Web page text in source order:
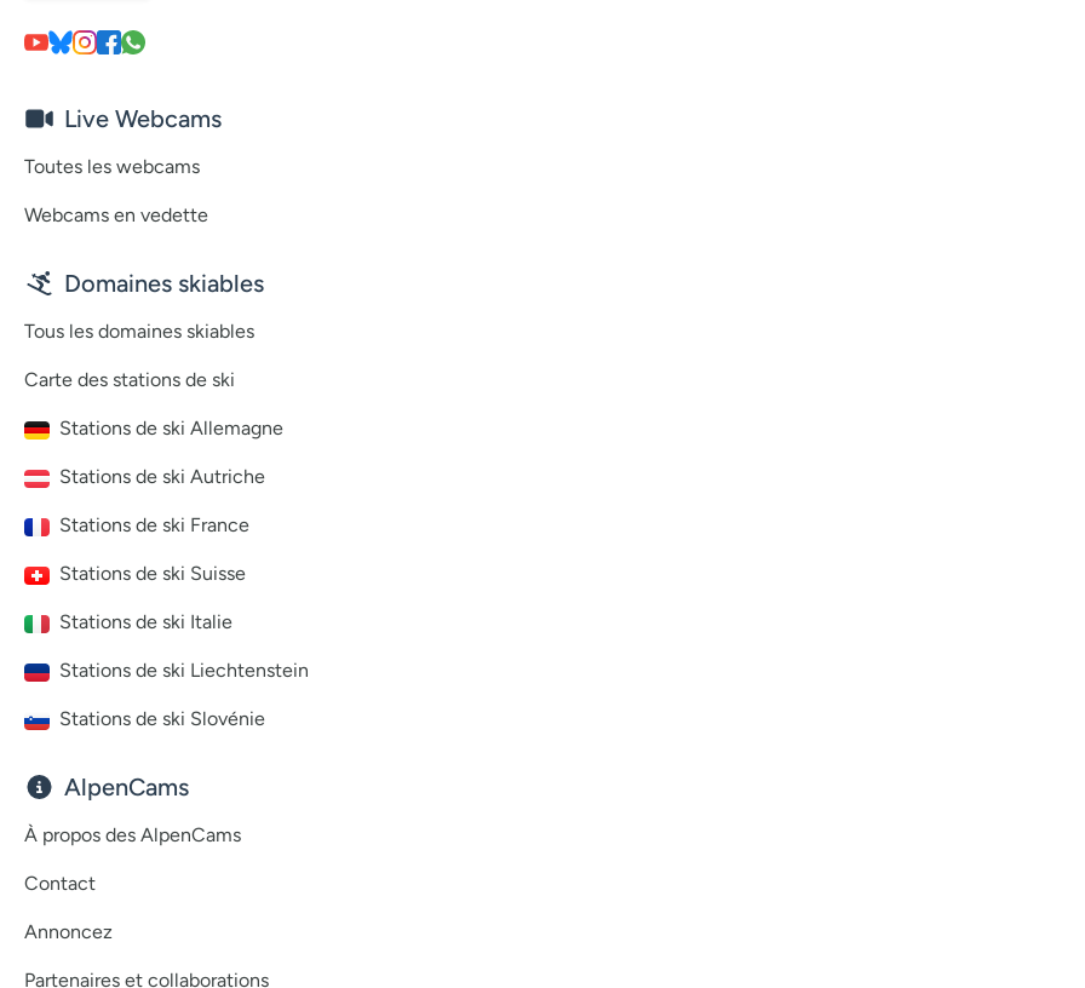
Live Webcams
Toutes les webcams
Webcams en vedette
Domaines skiables
Tous les domaines skiables
Carte des stations de ski
Stations de ski Allemagne
Stations de ski Autriche
Stations de ski France
Stations de ski Suisse
Stations de ski Italie
Stations de ski Liechtenstein
Stations de ski Slovénie
AlpenCams
À propos des AlpenCams
Contact
Annoncez
Partenaires et collaborations